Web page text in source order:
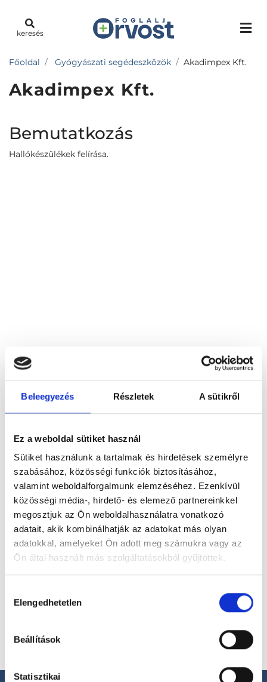
Beleegyezés Részletek A sütikről
Ez a weboldal sütiket használ
Sütiket használunk a tartalmak és hirdetések személyre
szabásához, közösségi funkciók biztosításához,
valamint weboldalforgalmunk elemzéséhez. Ezenkívül
közösségi média-, hirdető- és elemező partnereinkkel
megosztjuk az Ön weboldalhasználatra vonatkozó
adatait, akik kombinálhatják az adatokat más olyan
adatokkal, amelyeket Ön adott meg számukra vagy az
Ön által használt más szolgáltatásokból gyűjtöttek.
szabályzat:https://foglaljorvost.hu/info/foglaljorvost-
kiválasztása
Elengedhetetlen
Beállítások
Statisztikai
keresés
Főoldal Gyógyászati segédeszközök Akadimpex Kft.
Akadimpex Kft.
Bemutatkozás
Hallókészülékek felírása.
Akadimpex Kft.
1123 Budapest, I. kerület, Győri u. 20
magánorvosokhoz most!
Válassz szakterületet